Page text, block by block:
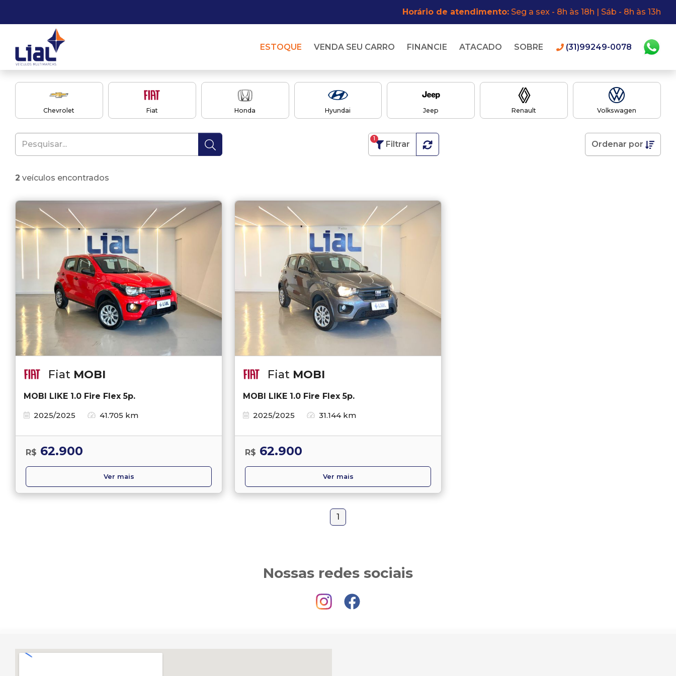
Horário de atendimento: Seg a sex - 8h às 18h | Sáb - 8h às 13h
ESTOQUE VENDA SEU CARRO FINANCIE ATACADO SOBRE (31)99249-0078
Chevrolet Fiat Honda Hyundai Jeep Renault Volkswagen
Filtrar
1
Ordenar por
2 veículos encontrados
Fiat MOBI
MOBI LIKE 1.0 Fire Flex 5p.
2025/2025
41.705 km
R$ 62.900
Ver mais
Fiat MOBI
MOBI LIKE 1.0 Fire Flex 5p.
2025/2025
31.144 km
R$ 62.900
Ver mais
1
Nossas redes sociais